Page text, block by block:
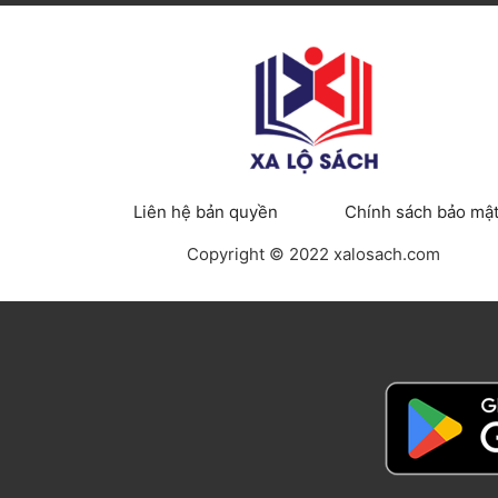
Liên hệ bản quyền
Chính sách bảo mật
Copyright © 2022 xalosach.com